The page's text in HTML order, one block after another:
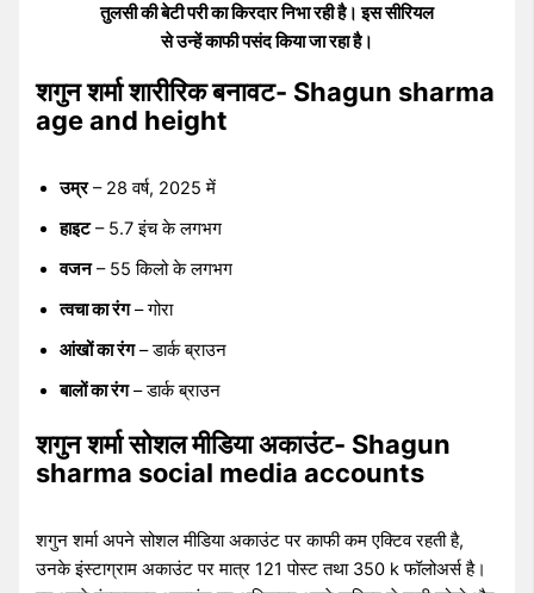
तुलसी की बेटी परी का किरदार निभा रही है। इस सीरियल
से उन्हें काफी पसंद किया जा रहा है।
शगुन शर्मा शारीरिक बनावट- Shagun sharma
age and height
उम्र– 28 वर्ष, 2025 में
हाइट– 5.7 इंच के लगभग
वजन– 55 किलो के लगभग
त्वचा का रंग– गोरा
आंखों का रंग– डार्क ब्राउन
बालों का रंग– डार्क ब्राउन
शगुन शर्मा सोशल मीडिया अकाउंट- Shagun
sharma social media accounts
शगुन शर्मा अपने सोशल मीडिया अकाउंट पर काफी कम एक्टिव रहती है,
उनके इंस्टाग्राम अकाउंट पर मात्र 121 पोस्ट तथा 350 k फॉलोअर्स है।